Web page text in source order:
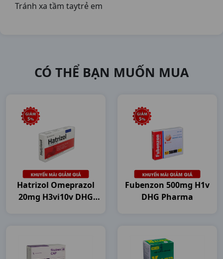
Tránh xa tầm taytrẻ em
CÓ THỂ BẠN MUỐN MUA
Hatrizol Omeprazol
20mg H3vi10v DHG
Fubenzon 500mg H1v
DHG Pharma